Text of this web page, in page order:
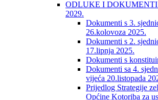
ODLUKE I DOKUMENTI
2029.
Dokumenti s 3.
26.kolovoza 2025.
Dokumenti s 2.
17.lipnja 2025.
Dokumenti s
Dokumenti sa 4.
vijeća 20.listopada
Prijedlog Strategije
Općine Kotoriba za